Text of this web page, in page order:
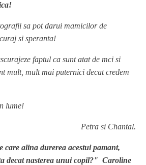
sa pot darui mamicilor de
si speranta!
faptul ca sunt atat de mci si
mult, mult mai puternici decat credem
lume!
Petra si Chantal.
care alina durerea acestui pamant,
decat nasterea unui copil?" Caroline